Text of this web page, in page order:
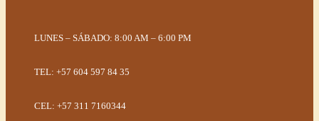
LUNES – SÁBADO: 8:00 AM – 6:00 PM
TEL: +57 604 597 84 35
CEL: +57 311 7160344